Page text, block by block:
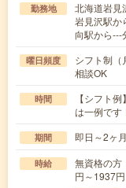
勤務地
北海道岩見
岩見沢駅か
向駅から---
曜日頻度
シフト制（
相談OK
時間
【シフト
は一例で
期間 即日～2ヶ
時給
無資格の方
円～1937